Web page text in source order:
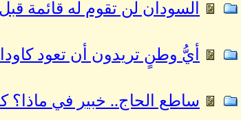
السودان لن تقوم له قائمة
أيُّ وطنٍ تريدون أن تعود
ساطع الحاج.. خبير في ماذا؟